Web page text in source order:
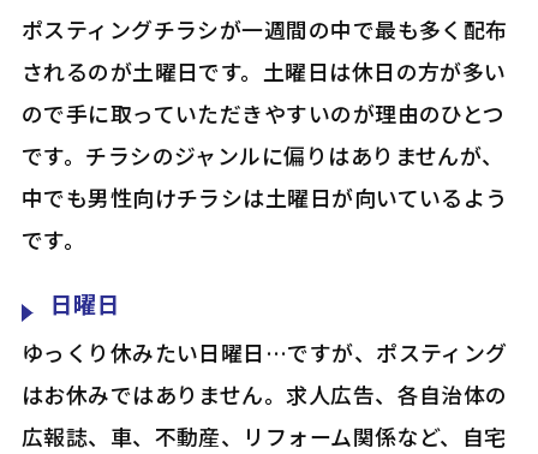
ポスティングチラシが一週間の中で最も多く配布
されるのが土曜日です。土曜日は休日の方が多い
ので手に取っていただきやすいのが理由のひとつ
です。チラシのジャンルに偏りはありませんが、
中でも男性向けチラシは土曜日が向いているよう
です。
日曜日
ゆっくり休みたい日曜日…ですが、ポスティング
はお休みではありません。求人広告、各自治体の
広報誌、車、不動産、リフォーム関係など、自宅